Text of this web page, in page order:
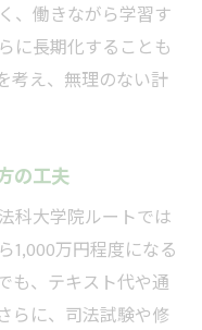
、働きながら学習す
に長期化することも
考え、無理のない計
の工夫
科大学院ルートでは
1,000万円程度になる
も、テキスト代や通
らに、司法試験や修